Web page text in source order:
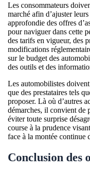
Les consommateurs
marché afin d’ajuster
approfondie des offres
pour naviguer dans cette
des tarifs en vigueur, des
modifications
sur le budget des
des outils et des
Les automobilistes
que des prestataires tels
proposer. Là où d’autres
démarches, il convient de
éviter toute surprise
course à la prudence
face à la montée continue
Conclusion des